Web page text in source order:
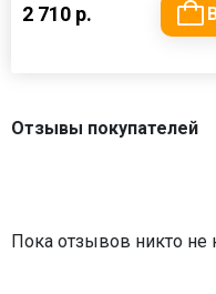
2 710 р.
Отзывы покупателей
Пока отзывов никто не